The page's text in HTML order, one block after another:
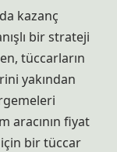
kazanç
bir strateji
tüccarların
yakından
aracının fiyat
bir tüccar